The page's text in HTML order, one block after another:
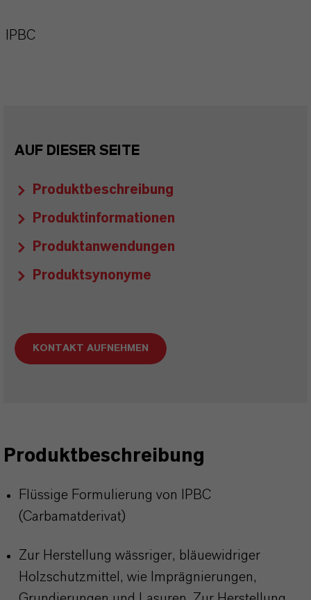
IPBC
AUF DIESER SEITE
Produktbeschreibung
Produktinformationen
Produktanwendungen
Produktsynonyme
KONTAKT AUFNEHMEN
Produktbeschreibung
Flüssige Formulierung von IPBC
(Carbamatderivat)
Zur Herstellung wässriger, bläuewidriger
Holzschutzmittel, wie Imprägnierungen,